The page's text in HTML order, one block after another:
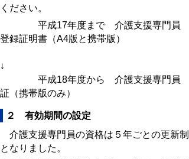
ください。
平成17年度まで 介護支援専門員
登録証明書（A4版と携帯版）
↓
平成18年度から 介護支援専門員
証（携帯版のみ）
２ 有効期間の設定
介護支援専門員の資格は５年ごとの更新制
となりました。